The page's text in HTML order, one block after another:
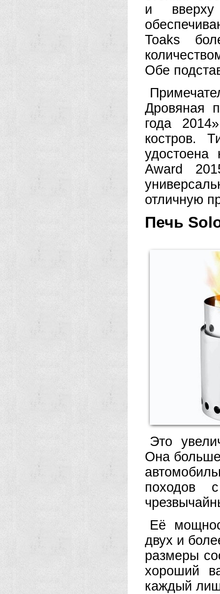
и
Toaks
Обе
Дровяная
года
костров.
удостоена
Award
отличную
Печь
Это
Она
походов
Её
двух и
размеры
хороший
каждый